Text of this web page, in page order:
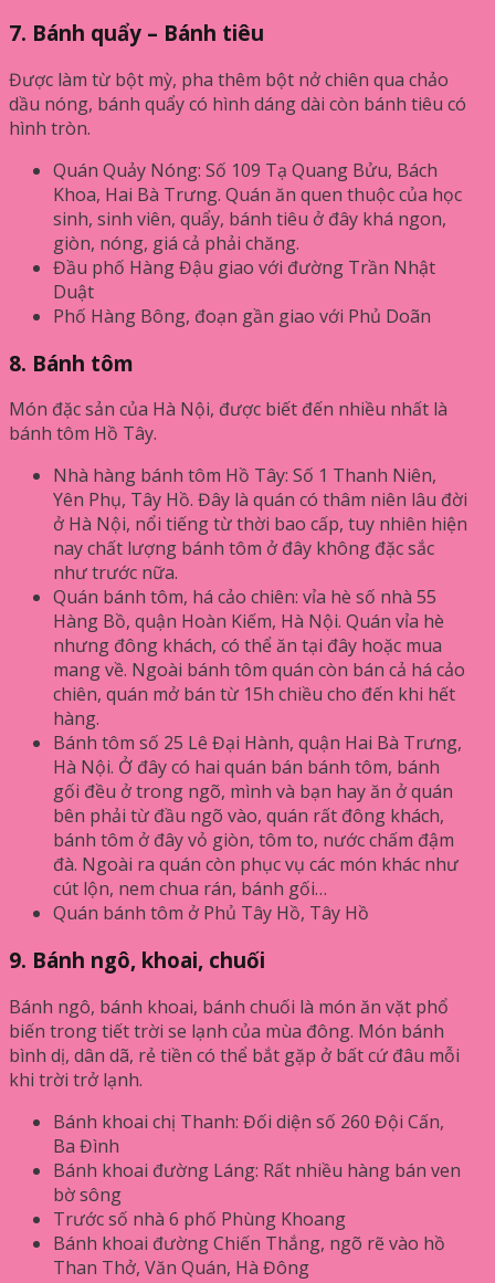
7. Bánh quẩy – Bánh tiêu
Được làm từ bột mỳ, pha thêm bột nở chiên qua chảo
dầu nóng, bánh quẩy có hình dáng dài còn bánh tiêu có
hình tròn.
Quán Quảy Nóng: Số 109 Tạ Quang Bửu, Bách
Khoa, Hai Bà Trưng. Quán ăn quen thuộc của học
sinh, sinh viên, quẩy, bánh tiêu ở đây khá ngon,
giòn, nóng, giá cả phải chăng.
Đầu phố Hàng Đậu giao với đường Trần Nhật
Duật
Phố Hàng Bông, đoạn gần giao với Phủ Doãn
8. Bánh tôm
Món đặc sản của Hà Nội, được biết đến nhiều nhất là
bánh tôm Hồ Tây.
Nhà hàng bánh tôm Hồ Tây: Số 1 Thanh Niên,
Yên Phụ, Tây Hồ. Đây là quán có thâm niên lâu đời
ở Hà Nội, nổi tiếng từ thời bao cấp, tuy nhiên hiện
nay chất lượng bánh tôm ở đây không đặc sắc
như trước nữa.
Quán bánh tôm, há cảo chiên: vỉa hè số nhà 55
Hàng Bồ, quận Hoàn Kiếm, Hà Nội. Quán vỉa hè
nhưng đông khách, có thể ăn tại đây hoặc mua
mang về. Ngoài bánh tôm quán còn bán cả há cảo
chiên, quán mở bán từ 15h chiều cho đến khi hết
hàng.
Bánh tôm số 25 Lê Đại Hành, quận Hai Bà Trưng,
Hà Nội. Ở đây có hai quán bán bánh tôm, bánh
gối đều ở trong ngõ, mình và bạn hay ăn ở quán
bên phải từ đầu ngõ vào, quán rất đông khách,
bánh tôm ở đây vỏ giòn, tôm to, nước chấm đậm
đà. Ngoài ra quán còn phục vụ các món khác như
cút lộn, nem chua rán, bánh gối…
Quán bánh tôm ở Phủ Tây Hồ, Tây Hồ
9. Bánh ngô, khoai, chuối
Bánh ngô, bánh khoai, bánh chuối là món ăn vặt phổ
biến trong tiết trời se lạnh của mùa đông. Món bánh
bình dị, dân dã, rẻ tiền có thể bắt gặp ở bất cứ đâu mỗi
khi trời trở lạnh.
Bánh khoai chị Thanh: Đối diện số 260 Đội Cấn,
Ba Đình
Bánh khoai đường Láng: Rất nhiều hàng bán ven
bờ sông
Trước số nhà 6 phố Phùng Khoang
Bánh khoai đường Chiến Thắng, ngõ rẽ vào hồ
Than Thở, Văn Quán, Hà Đông